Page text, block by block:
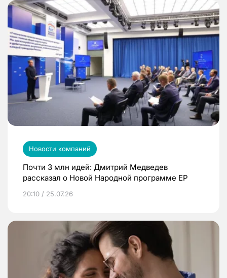
Новости компаний
Почти 3 млн идей: Дмитрий Медведев
рассказал о Новой Народной программе ЕР
20:10 / 25.07.26